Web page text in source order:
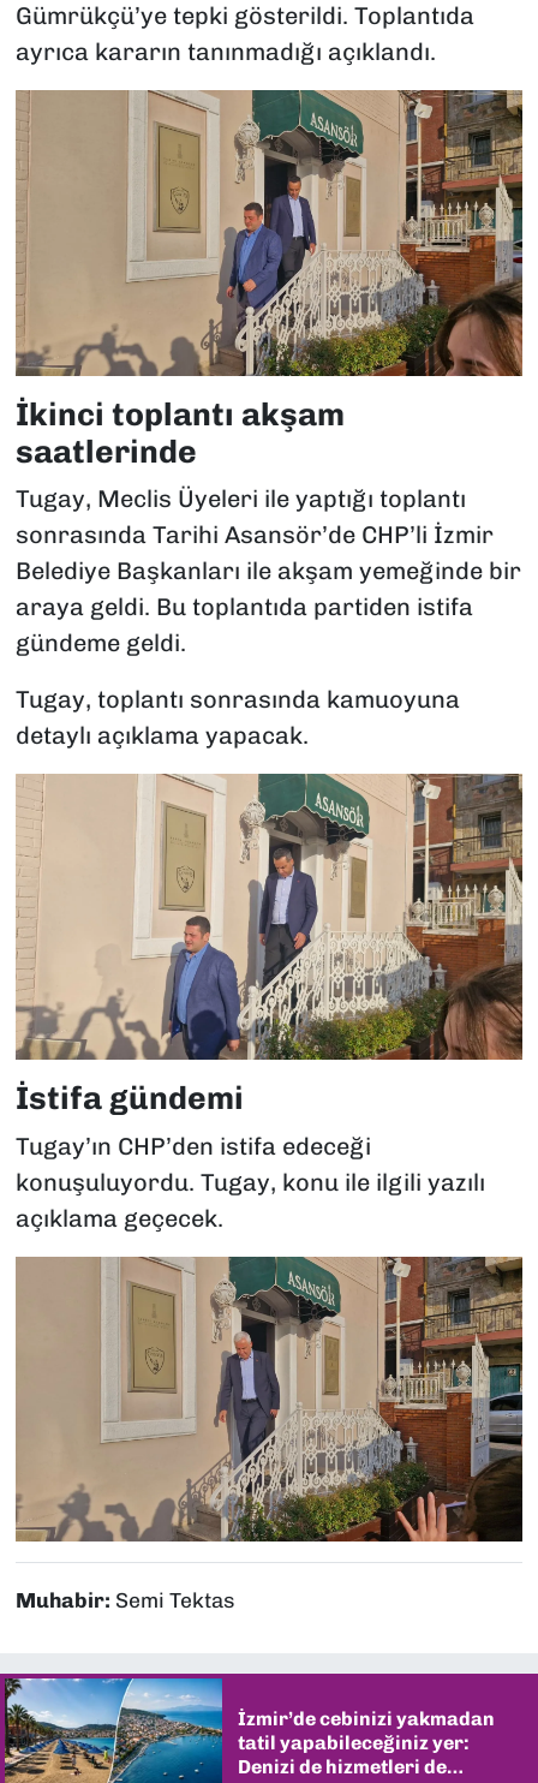
Gümrükçü’ye tepki gösterildi. Toplantıda
ayrıca kararın tanınmadığı açıklandı.
İkinci toplantı akşam
saatlerinde
Tugay, Meclis Üyeleri ile yaptığı toplantı
sonrasında Tarihi Asansör’de CHP’li İzmir
Belediye Başkanları ile akşam yemeğinde bir
araya geldi. Bu toplantıda partiden istifa
gündeme geldi.
Tugay, toplantı sonrasında kamuoyuna
detaylı açıklama yapacak.
İstifa gündemi
Tugay’ın CHP’den istifa edeceği
konuşuluyordu. Tugay, konu ile ilgili yazılı
açıklama geçecek.
Muhabir: Semi Tektas
İzmir’de cebinizi yakmadan
tatil yapabileceğiniz yer:
Denizi de hizmetleri de